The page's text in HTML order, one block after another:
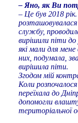
– Яно, як Ви
– Це був 2018
службу,
вирішили піти до
які мали для
них, подумала,
вирішила піти.
Згодом мій
Коли
переїхала до
допомогли
територіальної